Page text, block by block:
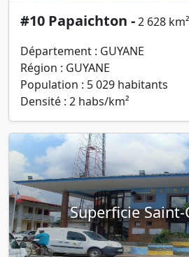
#10 Papaichton -2 628 km²
Département : GUYANE
Région : GUYANE
Population : 5 029 habitants
Densité : 2 habs/km²
Superficie Saint-